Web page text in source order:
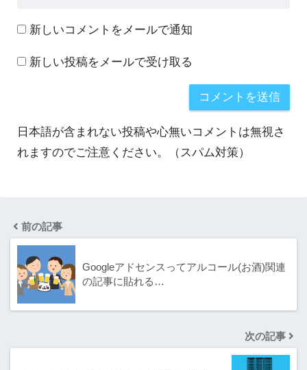
新しいコメントをメールで通知
新しい投稿をメールで受け取る
日本語が含まれない投稿や心無いコメントは無視さ
れますのでご注意ください。（スパム対策）
前の記事
Googleアドセンスってアルコール(お酒)関連
の記事に貼れる…
次の記事